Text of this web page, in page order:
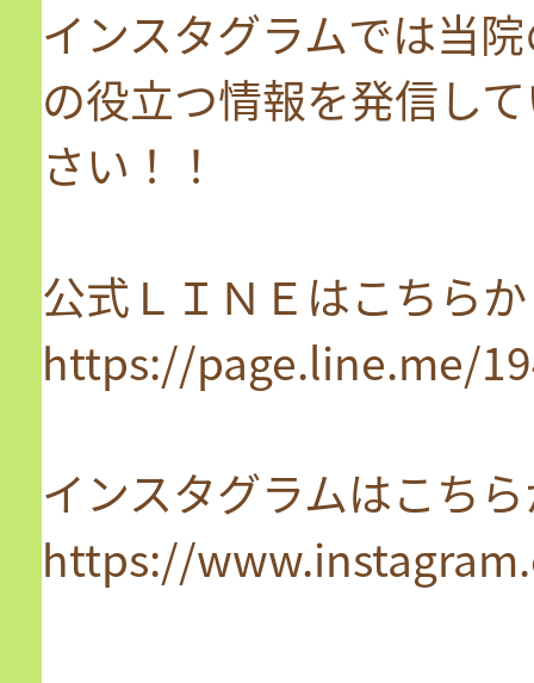
インスタグラムでは当
の役立つ情報を発信し
さい！！
公式ＬＩＮＥはこちら
https://page.line.me/
インスタグラムはこち
https://